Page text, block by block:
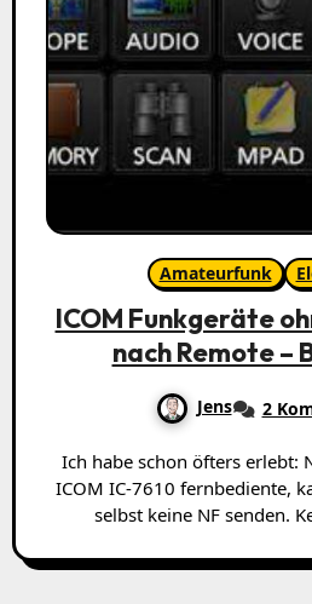
Amateurfunk
ICOM Funkgeräte
nach Remote –
Jens 2
Ich habe schon öfters erlebt: Nachdem ich meinen
ICOM IC-7610 fernbediente,
selbst keine NF senden.